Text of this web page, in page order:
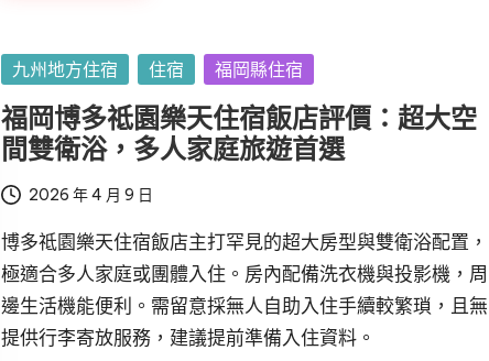
Posted
in
九州地方住宿 住宿 福岡縣住宿
福岡博多祗園樂天住宿飯店評價：超大空
間雙衛浴，多人家庭旅遊首選
2026 年 4 月 9 日
博多祗園樂天住宿飯店主打罕見的超大房型與雙衛浴配置，
極適合多人家庭或團體入住。房內配備洗衣機與投影機，周
邊生活機能便利。需留意採無人自助入住手續較繁瑣，且無
提供行李寄放服務，建議提前準備入住資料。